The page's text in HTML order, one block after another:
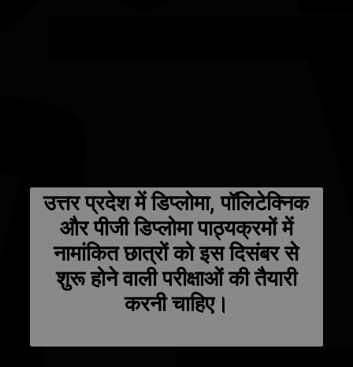
उत्तर प्रदेश में डिप्लोमा, पॉलिटेक्निक
और पीजी डिप्लोमा पाठ्यक्रमों में
नामांकित छात्रों को इस दिसंबर से
शुरू होने वाली परीक्षाओं की तैयारी
करनी चाहिए।